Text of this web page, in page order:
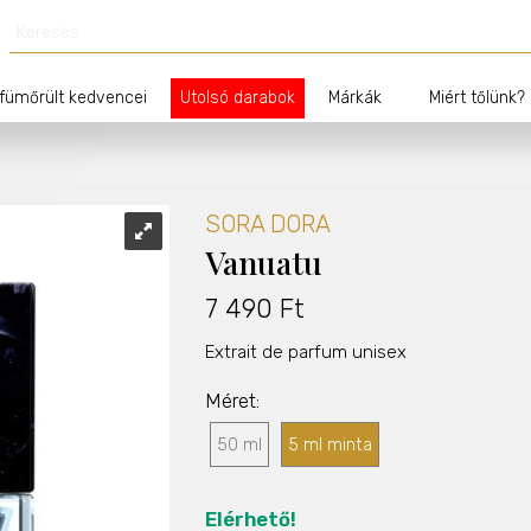
kedvencei Utolsó darabok Márkák Miért tőlünk?
SORA DORA
Vanuatu
7 490 Ft
Extrait de parfum unisex
Méret
50 ml 5 ml minta
Elérhető!